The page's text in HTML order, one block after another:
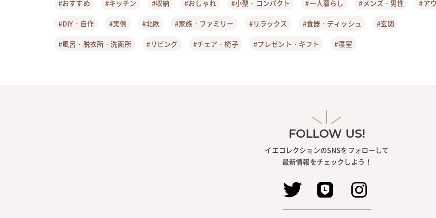
#おすすめ #キッチン #収納 #おしゃれ #小型・コンパクト #一人暮らし #メンズ・男性 #ア
#DIY・自作 #実例 #北欧 #家族・ファミリー #リラックス #食器・ディッシュ #玄関
#風呂・脱衣所・洗面所 #リビング #チェア・椅子 #プレゼント・ギフト #寝室
FOLLOW US!
イエコレクションのSNSをフォローして
最新情報をチェックしよう！